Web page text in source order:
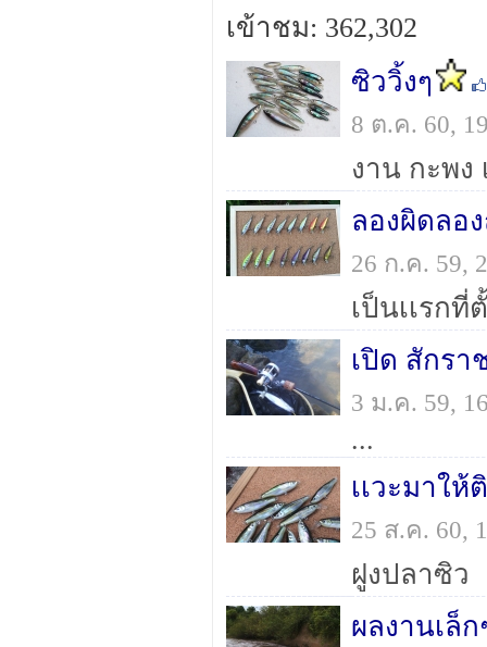
เข้าชม: 362,302
ซิววิ้งๆ
8 ต.ค. 60,
งาน กะพง
ลองผิดลอ
26 ก.ค. 59,
เป็นเเรก
เปิด สักรา
3 ม.ค. 59,
...
เเวะมาใ
25 ส.ค. 60,
ฝูงปลาซิว
ผลงานเล็